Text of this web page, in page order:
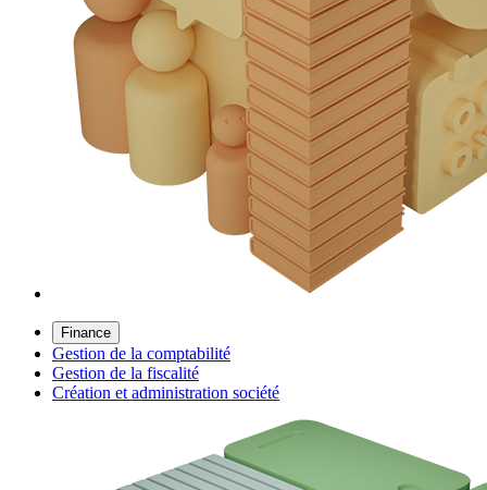
Finance
Gestion de la comptabilité
Gestion de la fiscalité
Création et administration société